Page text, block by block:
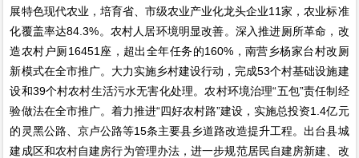
展特色现代农业，培育省、市级农业产业化龙头企业11家，农业标准
化覆盖率达84.3%。农村人居环境明显改善。深入推进厕所革命，改
造农村户厕16451座，超出全年任务的160%，南营乡杨家台村改厕
新模式在全市推广。大力实施乡村建设行动，完成53个村基础设施建
设和39个村农村生活污水无害化处理。农村环境治理“五包”责任制经
验做法在全市推广。着力推进“四好农村路”建设，实施总投资1.4亿元
的灵黑公路、京卢公路等15条主要县乡道路改造提升工程。出台县城
建成区和农村自建房行为管理办法，进一步规范居民自建房新建、改